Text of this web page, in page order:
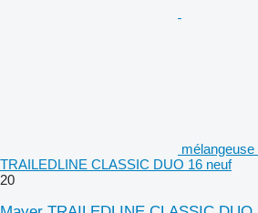
TRAILEDLINE CLASSIC DUO 16 neuf
20